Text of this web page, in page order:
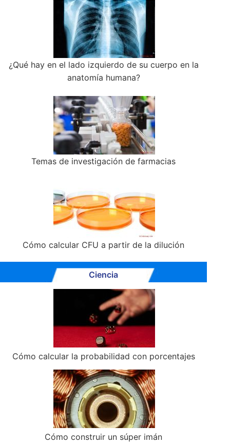
¿Qué hay en el lado izquierdo de su cuerpo en la
anatomía humana?
Temas de investigación de farmacias
Cómo calcular CFU a partir de la dilución
Ciencia
Cómo calcular la probabilidad con porcentajes
Cómo construir un súper imán